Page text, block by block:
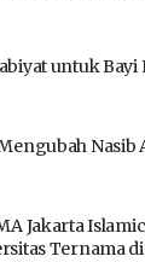
untuk
Nasib
Jakarta
Ternama